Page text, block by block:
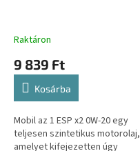
Raktáron
9 839 Ft
Kosárba
Mobil az 1 ESP x2 0W-20 egy
teljesen szintetikus motorolaj,
amelyet kifejezetten úgy